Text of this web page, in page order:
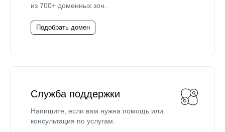
из 700+ доменных зон.
Подобрать домен
Служба поддержки
Напишите, если вам нужна помощь или
консультация по услугам.